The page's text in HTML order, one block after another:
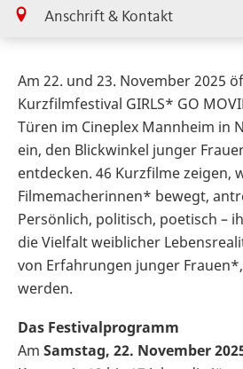
Anschrift & Kontakt
Am 22. und 23. November 2025
Kurzfilmfestival GIRLS* GO
Türen im Cineplex Mannheim in
ein, den Blickwinkel junger
entdecken. 46 Kurzfilme zeigen,
Filmemacherinnen* bewegt,
Persönlich, politisch, poetisch –
die Vielfalt weiblicher
von Erfahrungen junger
werden.
Das Festivalprogramm
Am Samstag, 22. November